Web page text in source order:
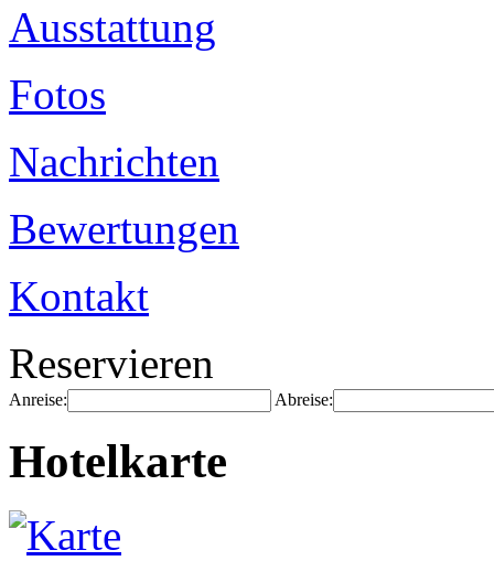
Ausstattung
Fotos
Nachrichten
Bewertungen
Kontakt
Reservieren
Anreise: Abreise:
Hotelkarte